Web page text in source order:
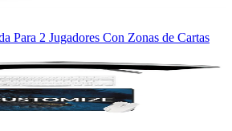
Para 2 Jugadores Con Zonas de Cartas